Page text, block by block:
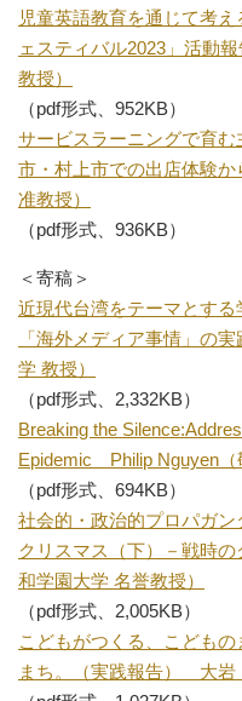
児童英語教育を通じて考
ェスティバル2023」活
教授）
（pdf形式、952KB）
サービスラーニングで育
市・村上市での出店体験
准教授）
（pdf形式、936KB）
＜寄稿＞
近現代台湾をテーマとす
「海外メディア事情」
学 教授）
（pdf形式、2,332KB）
Breaking the
Epidemic Philip Nguyen（
（pdf形式、694KB）
社会的・政治的プロパガ
クリスマス（下）－戦時
和学園大学 名誉教授）
（pdf形式、2,005KB）
こどもがつくる、こども
まち。（実践報告） 大岩